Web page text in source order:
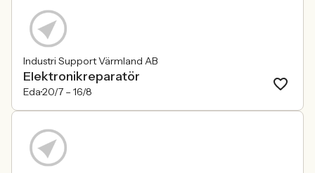
Industri Support Värmland AB
Elektronikreparatör
Eda20/7 – 16/8